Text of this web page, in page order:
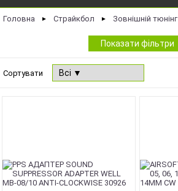
Головна ► Страйкбол ► Зовнішній тюнінг
Показати фільтри
Сортувати